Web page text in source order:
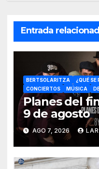
Entrada
BERTSOLARITZA ¿QUÉ SE
CONCIERTOS
MÚSICA
Planes del
9 de agosto
AGO 7, 2026